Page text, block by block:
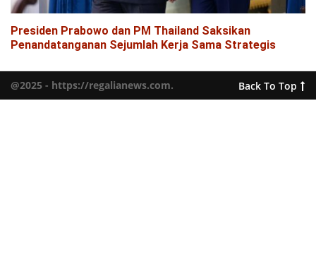
Presiden Prabowo dan PM Thailand Saksikan
Penandatanganan Sejumlah Kerja Sama Strategis
@2025 - https://regalianews.com. Back To Top